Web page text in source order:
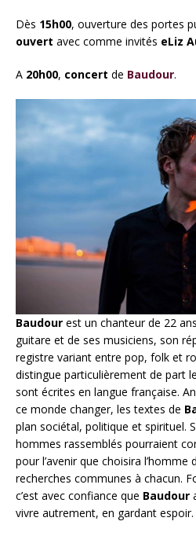
Dès 15h00, ouverture des portes
ouvert avec comme invités eLiz
A 20h00, concert de Baudour.
Baudour est un chanteur de 22
guitare et de ses musiciens, son
registre variant entre pop, folk et
distingue particulièrement de part
sont écrites en langue française.
ce monde changer, les textes de
plan sociétal, politique et spirituel.
hommes rassemblés pourraient
pour l’avenir que choisira
recherches communes à chacun.
c’est avec confiance que Baudour
vivre autrement, en gardant espoir.